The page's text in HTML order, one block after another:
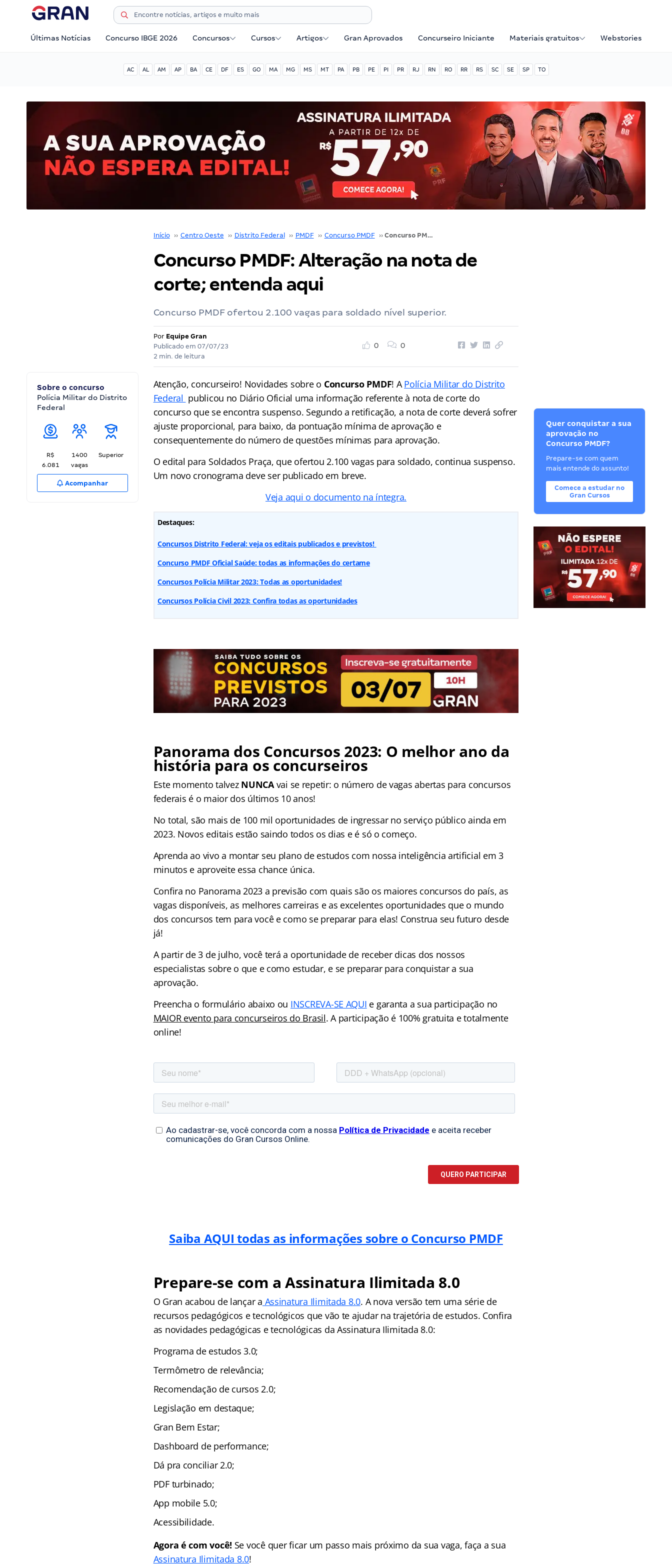
Últimas Notícias Concurso IBGE 2026 Concursos Cursos Artigos Gran Aprovados Concurseiro Iniciante Materiais gratuitos Webstories
AC AL AM AP BA CE DF ES GO MA MG MS MT PA PB PE PI PR RJ RN RO RR RS SC SE SP TO
Início ›› Centro Oeste ›› Distrito Federal ›› PMDF ›› Concurso PMDF ›› Concurso PMDF: Alteração na nota de corte; entenda aqui
Concurso PMDF: Alteração na nota de
corte; entenda aqui
Concurso PMDF ofertou 2.100 vagas para soldado nível superior.
Por Equipe Gran
Publicado em 07/07/23
2 min. de leitura
0 0
Sobre o concurso
Polícia Militar do Distrito
Federal
R$
6.081
1400
vagas
Superior
Acompanhar
Atenção, concurseiro! Novidades sobre o Concurso PMDF! APolícia Militar do Distrito
Federal publicou no Diário Oficial uma informação referente à nota de corte do
concurso que se encontra suspenso. Segundo a retificação, a nota de corte deverá sofrer
ajuste proporcional, para baixo, da pontuação mínima de aprovação e
consequentemente do número de questões mínimas para aprovação.
O edital para Soldados Praça, que ofertou 2.100 vagas para soldado, continua suspenso.
Um novo cronograma deve ser publicado em breve.
Veja aqui o documento na íntegra.
Destaques:
Concursos Distrito Federal: veja os editais publicados e previstos!
Concurso PMDF Oficial Saúde: todas as informações do certame
Concursos Polícia Militar 2023: Todas as oportunidades!
Concursos Polícia Civil 2023: Confira todas as oportunidades
Panorama dos Concursos 2023: O melhor ano da
história para os concurseiros
Este momento talvez NUNCAvai se repetir: o número de vagas abertas para concursos
federais é o maior dos últimos 10 anos!
No total, são mais de 100 mil oportunidades de ingressar no serviço público ainda em
2023. Novos editais estão saindo todos os dias e é só o começo.
Aprenda ao vivo a montar seu plano de estudos com nossa inteligência artificial em 3
minutos e aproveite essa chance única.
Confira no Panorama 2023 a previsão com quais são os maiores concursos do país, as
vagas disponíveis, as melhores carreiras e as excelentes oportunidades que o mundo
dos concursos tem para você e como se preparar para elas! Construa seu futuro desde
já!
A partir de 3 de julho, você terá a oportunidade de receber dicas dos nossos
especialistas sobre o que e como estudar, e se preparar para conquistar a sua
aprovação.
Preencha o formulário abaixo ou INSCREVA-SE AQUI e garanta a sua participação no
MAIOR evento para concurseiros do Brasil. A participação é 100% gratuita e totalmente
online!
Saiba AQUI todas as informações sobre o Concurso PMDF
Prepare-se com a Assinatura Ilimitada 8.0
O Gran acabou de lançar a Assinatura Ilimitada 8.0. A nova versão tem uma série de
recursos pedagógicos e tecnológicos que vão te ajudar na trajetória de estudos. Confira
as novidades pedagógicas e tecnológicas da Assinatura Ilimitada 8.0:
Programa de estudos 3.0;
Termômetro de relevância;
Recomendação de cursos 2.0;
Legislação em destaque;
Gran Bem Estar;
Dashboard de performance;
Dá pra conciliar 2.0;
PDF turbinado;
App mobile 5.0;
Acessibilidade.
Agora é com você! Se você quer ficar um passo mais próximo da sua vaga, faça a sua
Assinatura Ilimitada 8.0!
Quer conquistar a sua
aprovação no
Concurso PMDF?
Prepare-se com quem
mais entende do assunto!
Comece a estudar no
Gran Cursos